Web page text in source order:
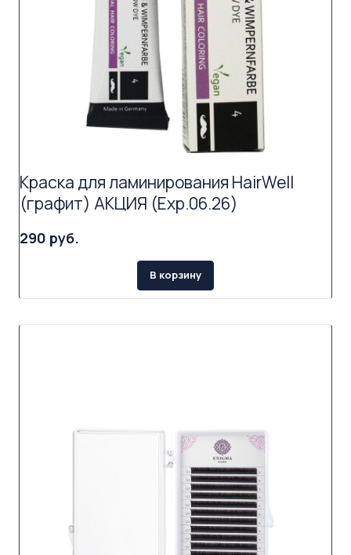
Краска для ламинирования HairWell
(графит) АКЦИЯ (Exp.06.26)
290 руб.
В корзину